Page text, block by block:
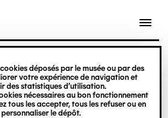
déposés par le musée ou par des
votre expérience de navigation et
des statistiques d’utilisation.
nécessaires au bon fonctionnement
tous les accepter, tous les refuser ou en
personnaliser le dépôt.